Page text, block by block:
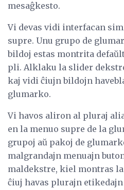
mesaĝkesto.
Vi devas vidi interfacan
supre. Unu grupo de
bildoj estas montrita
pli. Alklaku la slider
kaj vidi ĉiujn bildojn
glumarko.
Vi havos aliron al pluraj
en la menuo supre de la
grupoj aŭ pakoj de
malgrandajn menuajn
maldekstre, kiel montras la
ĉiuj havas plurajn